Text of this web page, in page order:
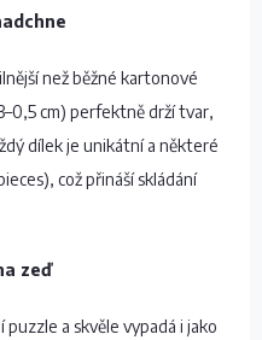
než běžné kartonové
cm) perfektně drží tvar,
dílek je unikátní a některé
což přináší skládání
zeď
a skvěle vypadá i jako